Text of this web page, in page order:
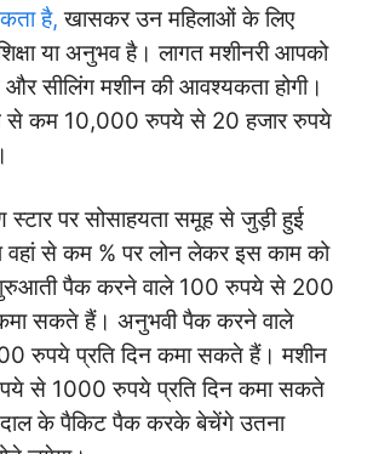
है, खासकर उन महिलाओं के लिए
या अनुभव है। लागत मशीनरी आपको
और सीलिंग मशीन की आवश्यकता होगी।
से कम 10,000 रुपये से 20 हजार रुपये
स्टार पर सोसाहयता समूह से जुड़ी हुई
वहां से कम % पर लोन लेकर इस काम को
पैक करने वाले 100 रुपये से 200
सकते हैं। अनुभवी पैक करने वाले
रुपये प्रति दिन कमा सकते हैं। मशीन
से 1000 रुपये प्रति दिन कमा सकते
के पैकिट पैक करके बेचेंगे उतना